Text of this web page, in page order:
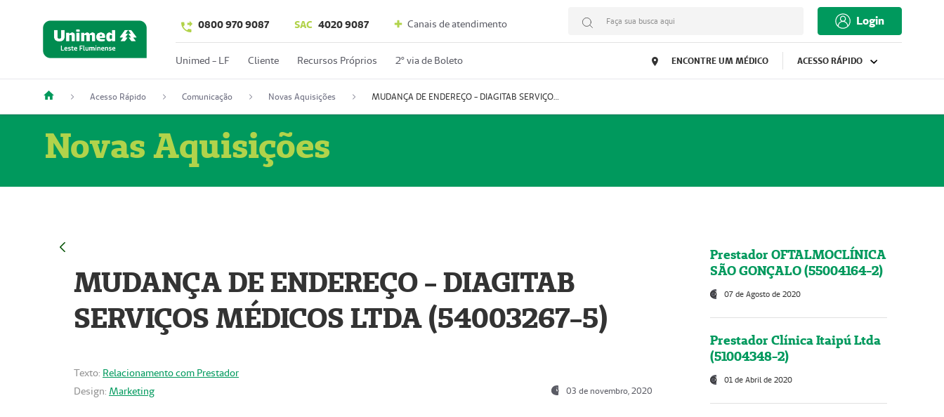
0800 970 9087 SAC 4020 9087 Canais de atendimento Faça sua busca aqui Login
Unimed - LF Cliente Recursos Próprios 2º via de Boleto ENCONTRE UM MÉDICO ACESSO RÁPIDO
Acesso Rápido Comunicação Novas Aquisições MUDANÇA DE ENDEREÇO - DIAGITAB SERVIÇOS MÉDICOS LTDA (54003267-5)
Novas Aquisições
MUDANÇA DE ENDEREÇO - DIAGITAB
SERVIÇOS MÉDICOS LTDA (54003267-5)
Texto: Relacionamento com Prestador
Design: Marketing 03 de novembro, 2020
Prestador OFTALMOCLÍNICA
SÃO GONÇALO (55004164-2)
07 de Agosto de 2020
Prestador Clínica Itaipú Ltda
(51004348-2)
01 de Abril de 2020